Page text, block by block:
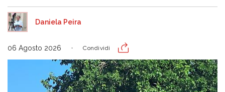
Daniela Peira
06 Agosto 2026 Condividi